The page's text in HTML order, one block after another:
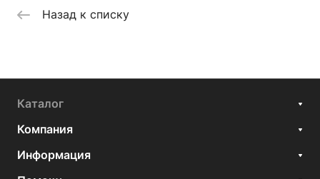
Назад к списку
Каталог
Компания
Информация